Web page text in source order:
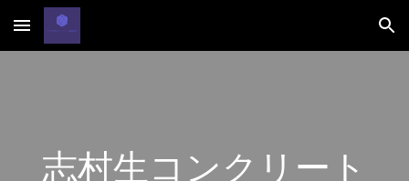
Skip to main content Skip to navigation
志村生コンクリート